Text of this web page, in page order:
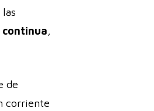
,
de
corriente